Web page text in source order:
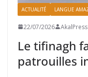
ACTUALITÉ LANGUE
22/07/2026 AkalPress
Le tifinagh
patrouilles